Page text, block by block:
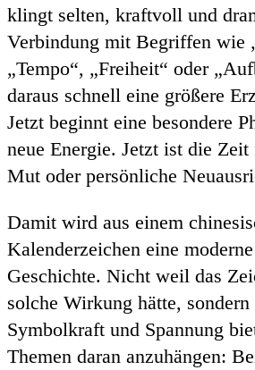
klingt selten, kraftvoll und
Verbindung mit Begriffen wie
„Tempo“, „Freiheit“ oder
daraus schnell eine größere
Jetzt beginnt eine besondere
neue Energie. Jetzt ist die Zeit
Mut oder persönliche
Damit wird aus einem
Kalenderzeichen eine
Geschichte. Nicht weil das
solche Wirkung hätte,
Symbolkraft und Spannung
Themen daran anzuhängen: